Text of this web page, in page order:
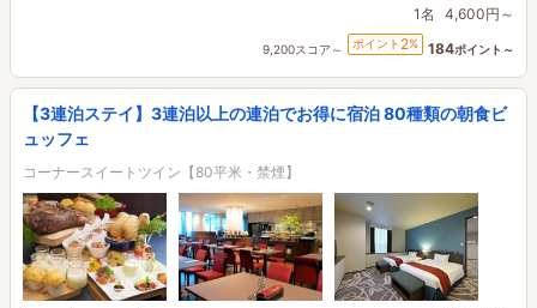
1名 4,600円～
9,200スコア～ ポイント 2% 184ポイント～
【3連泊ステイ】3連泊以上の連泊でお得に宿泊 80種類の朝食ビ
ュッフェ
コーナースイートツイン【80平米・禁煙】